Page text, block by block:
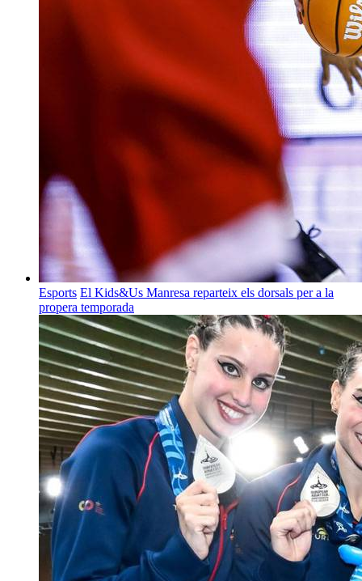
Esports El Kids&Us Manresa reparteix els dorsals per a la
propera temporada